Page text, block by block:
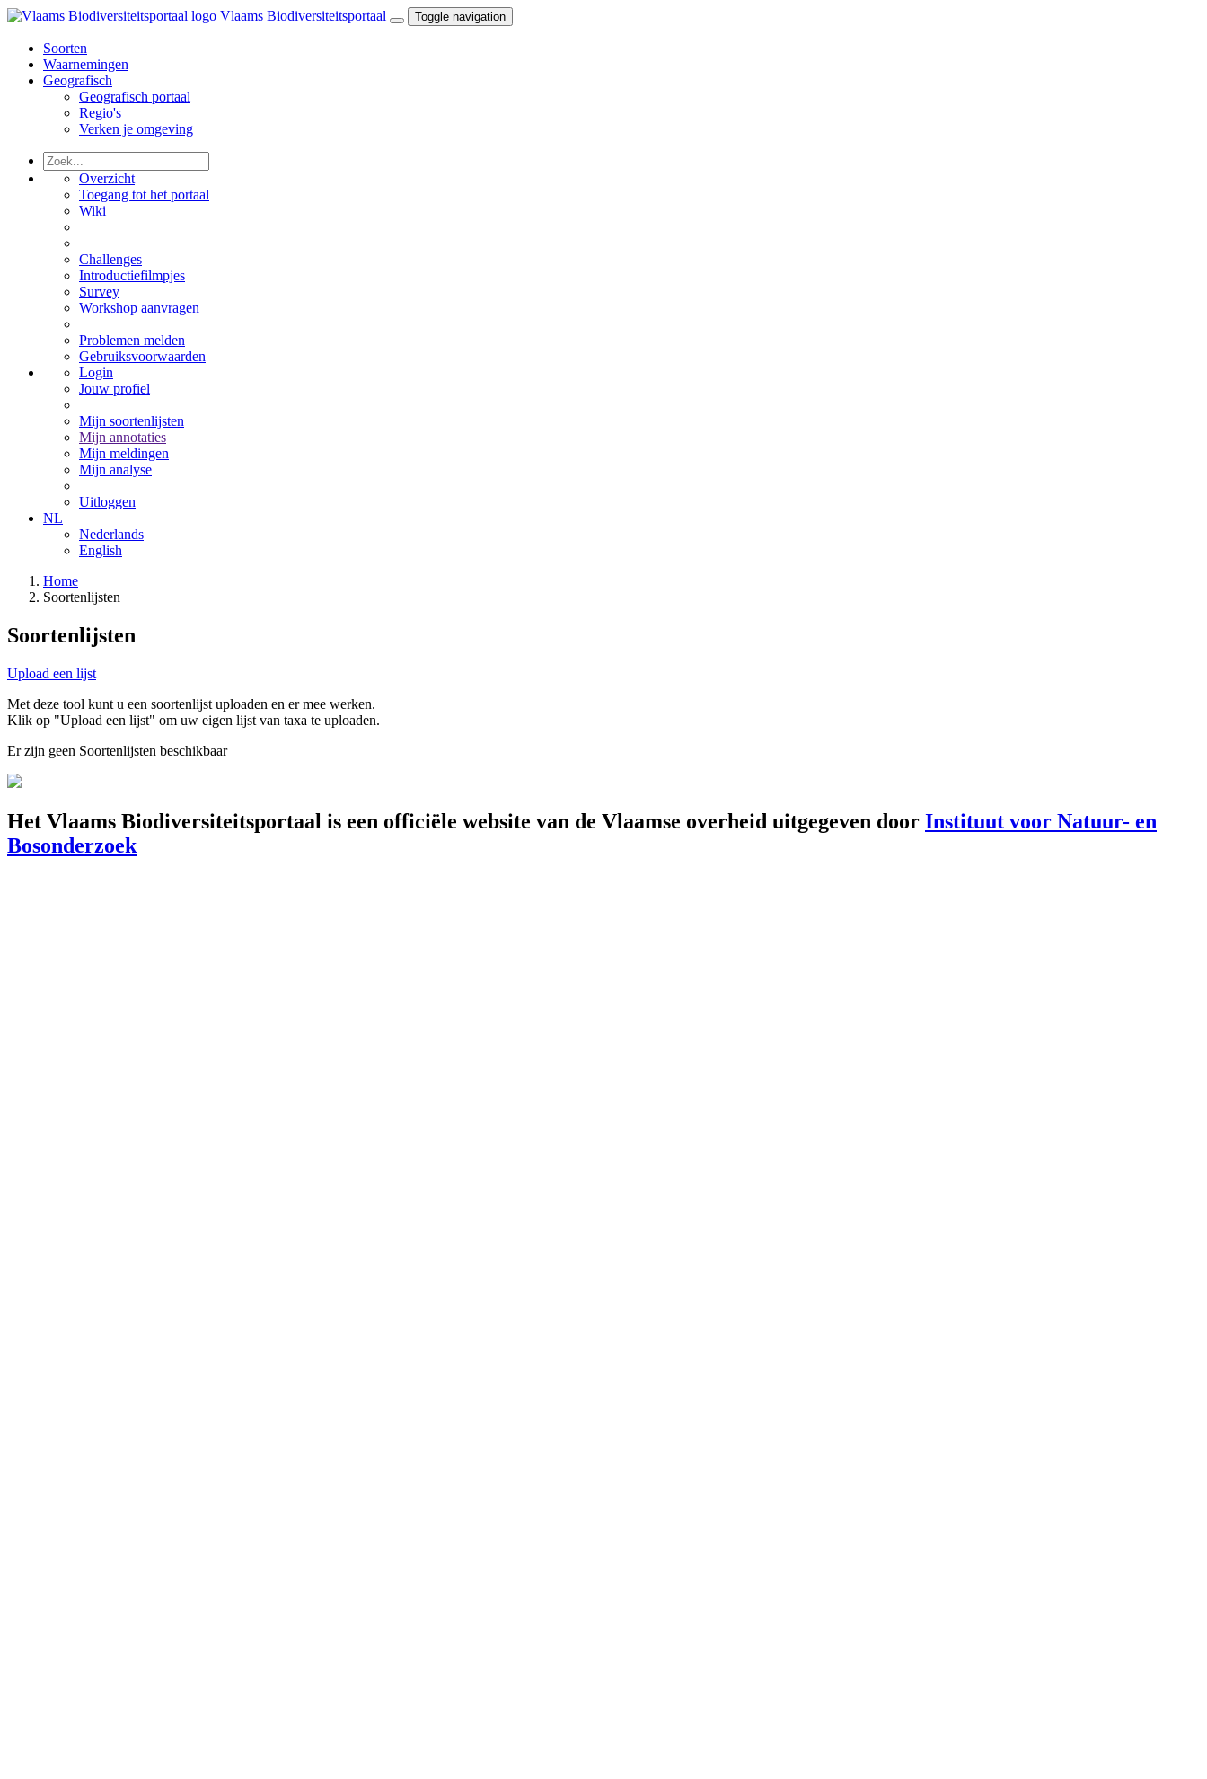
Vlaams Biodiversiteitsportaal Toggle navigation
Soorten
Waarnemingen
Geografisch
Geografisch portaal
Regio's
Verken je omgeving
Overzicht
Toegang tot het portaal
Wiki
Challenges
Introductiefilmpjes
Survey
Workshop aanvragen
Problemen melden
Gebruiksvoorwaarden
Login
Jouw profiel
Mijn soortenlijsten
Mijn annotaties
Mijn meldingen
Mijn analyse
Uitloggen
NL
Nederlands
English
Home
Soortenlijsten
Soortenlijsten
Upload een lijst
Met deze tool kunt u een soortenlijst uploaden en er mee werken.
Klik op "Upload een lijst" om uw eigen lijst van taxa te uploaden.
Er zijn geen Soortenlijsten beschikbaar
Het Vlaams Biodiversiteitsportaal is een officiële website van de Vlaamse overheid uitgegeven door Instituut voor Natuur- en
Bosonderzoek